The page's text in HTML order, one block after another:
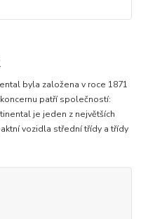
byla založena v roce 1871
patří společností:
je jeden z největších
vozidla střední třídy a třídy